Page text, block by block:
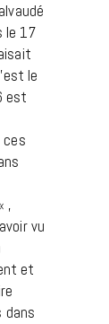
le 17
le
est
ces
,
vu
et
dans
entre
aéroplume…